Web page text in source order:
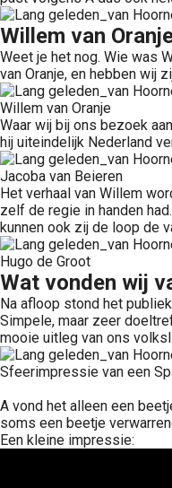
Willem van
Weet je het nog. Wie was
van Oranje, en hebben wij
Willem van Oranje
Waar wij bij ons bezoek
hij uiteindelijk Nederland
Jacoba van Beieren
Het verhaal van Willem
zelf de regie in handen
kunnen ook zij de loop de
Hugo de Groot
Wat vonden wij
Na afloop stond het
Simpele, maar zeer
mooie uitleg van ons
Sfeerimpressie van een
A vond het alleen een
soms een beetje
Een kleine impressie: